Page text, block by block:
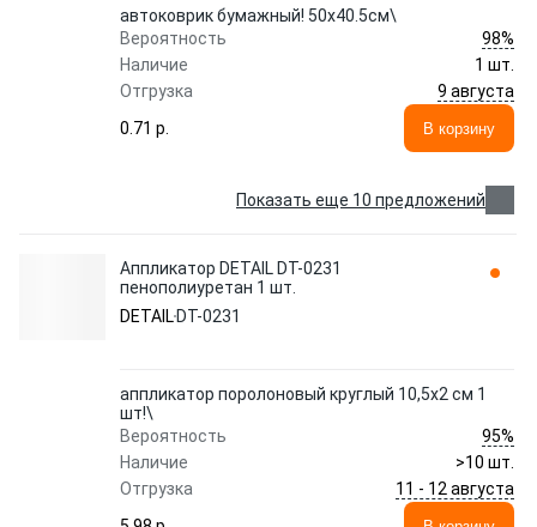
автоковрик бумажный! 50x40.5см\
Вероятность
98%
Наличие
1 шт.
Отгрузка
9 августа
0.71 p.
В корзину
Показать еще 10 предложений
Аппликатор DETAIL DT-0231
пенополиуретан 1 шт.
DETAIL DT-0231
аппликатор поролоновый круглый 10,5x2 см 1
шт!\
Вероятность
95%
Наличие
>10 шт.
Отгрузка
11 - 12 августа